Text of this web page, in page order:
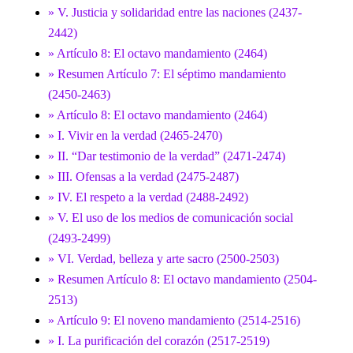
» V. Justicia y solidaridad entre las naciones (2437-
2442)
» Artículo 8: El octavo mandamiento (2464)
» Resumen Artículo 7: El séptimo mandamiento
(2450-2463)
» Artículo 8: El octavo mandamiento (2464)
» I. Vivir en la verdad (2465-2470)
» II. “Dar testimonio de la verdad” (2471-2474)
» III. Ofensas a la verdad (2475-2487)
» IV. El respeto a la verdad (2488-2492)
» V. El uso de los medios de comunicación social
(2493-2499)
» VI. Verdad, belleza y arte sacro (2500-2503)
» Resumen Artículo 8: El octavo mandamiento (2504-
2513)
» Artículo 9: El noveno mandamiento (2514-2516)
» I. La purificación del corazón (2517-2519)